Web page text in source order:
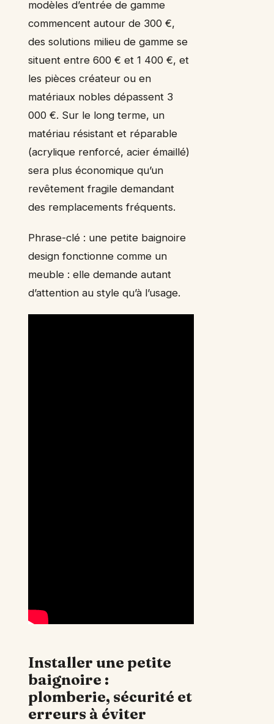
modèles d’entrée de gamme
commencent autour de 300 €,
des solutions milieu de gamme se
situent entre 600 € et 1 400 €, et
les pièces créateur ou en
matériaux nobles dépassent 3
000 €. Sur le long terme, un
matériau résistant et réparable
(acrylique renforcé, acier émaillé)
sera plus économique qu’un
revêtement fragile demandant
des remplacements fréquents.
Phrase-clé : une petite baignoire
design fonctionne comme un
meuble : elle demande autant
d’attention au style qu’à l’usage.
Installer une petite
baignoire :
plomberie, sécurité et
erreurs à éviter